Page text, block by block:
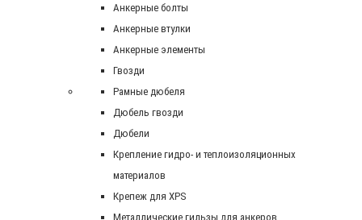
Анкерные болты
Анкерные втулки
Анкерные элементы
Гвозди
Рамные дюбеля
Дюбель гвозди
Дюбели
Крепление гидро- и теплоизоляционных
материалов
Крепеж для XPS
Металлические гильзы для анкеров